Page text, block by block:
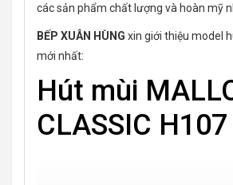
các sản phẩm chất lượng và hoàn mỹ
BẾP XUÂN HÙNG xin giới thiệu model
mới nhất:
Hút mùi
CLASSIC H107